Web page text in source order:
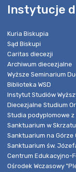
Instytucje
Kuria Biskupia
Sąd Biskupi
Caritas diecezji
Archiwum diecezjalne
Wyższe Seminarium
Biblioteka WSD
Instytut Studiów
Diecezjalne Studium
Studia podyplomowe
Sanktuarium w
Sanktuarium na Górze
Sanktuarium św.
Centrum Edukacyjno-
Ośrodek Wczasowy